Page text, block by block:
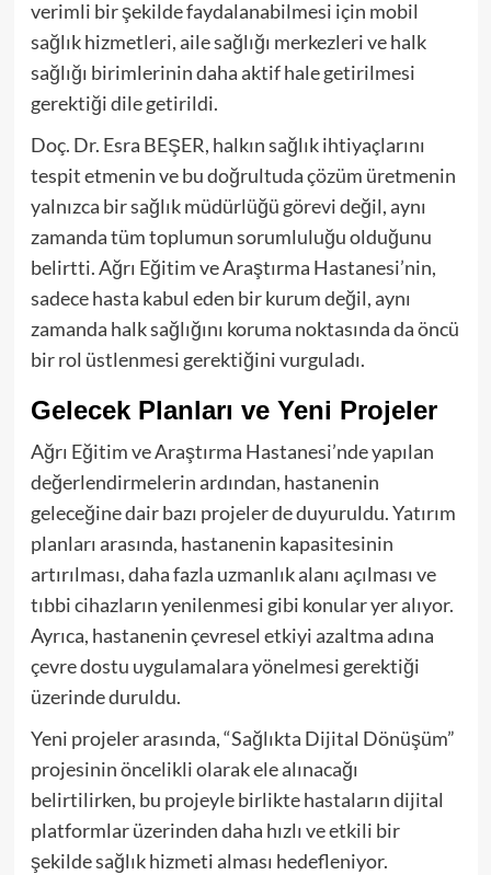
verimli bir şekilde faydalanabilmesi için mobil
sağlık hizmetleri, aile sağlığı merkezleri ve halk
sağlığı birimlerinin daha aktif hale getirilmesi
gerektiği dile getirildi.
Doç. Dr. Esra BEŞER, halkın sağlık ihtiyaçlarını
tespit etmenin ve bu doğrultuda çözüm üretmenin
yalnızca bir sağlık müdürlüğü görevi değil, aynı
zamanda tüm toplumun sorumluluğu olduğunu
belirtti. Ağrı Eğitim ve Araştırma Hastanesi’nin,
sadece hasta kabul eden bir kurum değil, aynı
zamanda halk sağlığını koruma noktasında da öncü
bir rol üstlenmesi gerektiğini vurguladı.
Gelecek Planları ve Yeni Projeler
Ağrı Eğitim ve Araştırma Hastanesi’nde yapılan
değerlendirmelerin ardından, hastanenin
geleceğine dair bazı projeler de duyuruldu. Yatırım
planları arasında, hastanenin kapasitesinin
artırılması, daha fazla uzmanlık alanı açılması ve
tıbbi cihazların yenilenmesi gibi konular yer alıyor.
Ayrıca, hastanenin çevresel etkiyi azaltma adına
çevre dostu uygulamalara yönelmesi gerektiği
üzerinde duruldu.
Yeni projeler arasında, “Sağlıkta Dijital Dönüşüm”
projesinin öncelikli olarak ele alınacağı
belirtilirken, bu projeyle birlikte hastaların dijital
platformlar üzerinden daha hızlı ve etkili bir
şekilde sağlık hizmeti alması hedefleniyor.